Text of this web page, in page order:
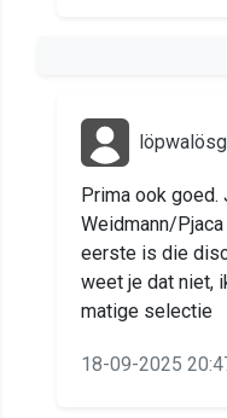
Prima ook
Weidmann/
eerste is die
weet je dat niet,
matige selectie
18-09-2025